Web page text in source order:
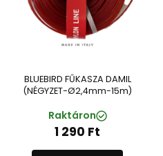
BLUEBIRD FŰKASZA DAMIL
(NÉGYZET-Ø2,4mm-15m)
Raktáron
1 290 Ft